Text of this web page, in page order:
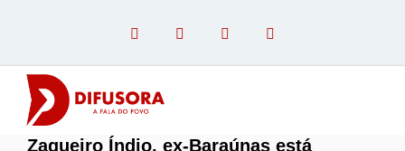
Zagueiro Índio, ex-Baraúnas está